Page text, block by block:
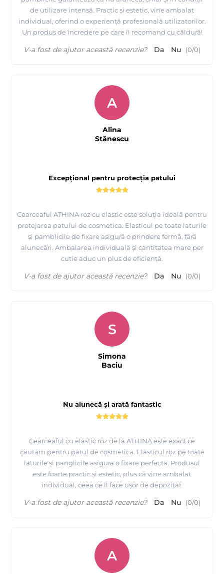
de utilizare intensă. Practic și estetic, vine ambalat
individual, oferind o experiență profesională utilizatorilor.
Un produs de încredere pe care îl recomand cu căldură!
V-a fost de ajutor această recenzie? Da Nu (0/0)
Excepțional pentru protecția patului
Cearceaful ATHINA roz cu elastic este soluția ideală pentru
protejarea patului de cosmetica. Elasticul pe toate laturile
și pamblicile de fixare asigură o prindere fermă, fără
alunecări. Ambalarea individuală și cantitatea mare per
cutie aduc un plus de eficiență.
A
Alina
Stănescu
V-a fost de ajutor această recenzie? Da Nu (0/0)
Nu alunecă și arată fantastic
Cearceaful cu elastic roz de la ATHINA este exact ce
căutam pentru patul de cosmetica. Elasticul roz pe toate
laturile și panglicile asigură o fixare perfectă. Produsul
este foarte practic și estetic, plus că vine ambalat
individual, ceea ce îl face ușor de depozitat.
S
Simona
Baciu
V-a fost de ajutor această recenzie? Da Nu (0/0)
A